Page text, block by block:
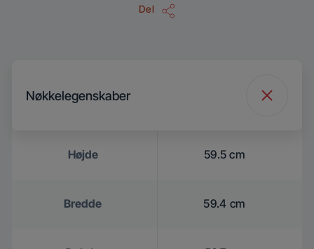
Del
Nøkkelegenskaber
Højde 59.5 cm
Bredde 59.4 cm